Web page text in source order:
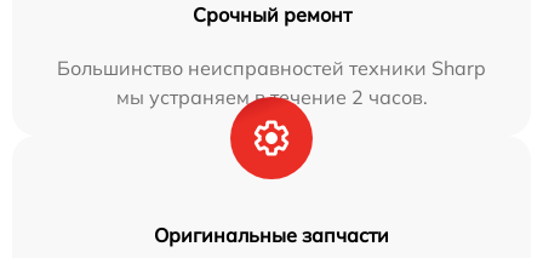
Срочный ремонт
Большинство неисправностей техники Sharp
мы устраняем в течение 2 часов.
Оригинальные запчасти